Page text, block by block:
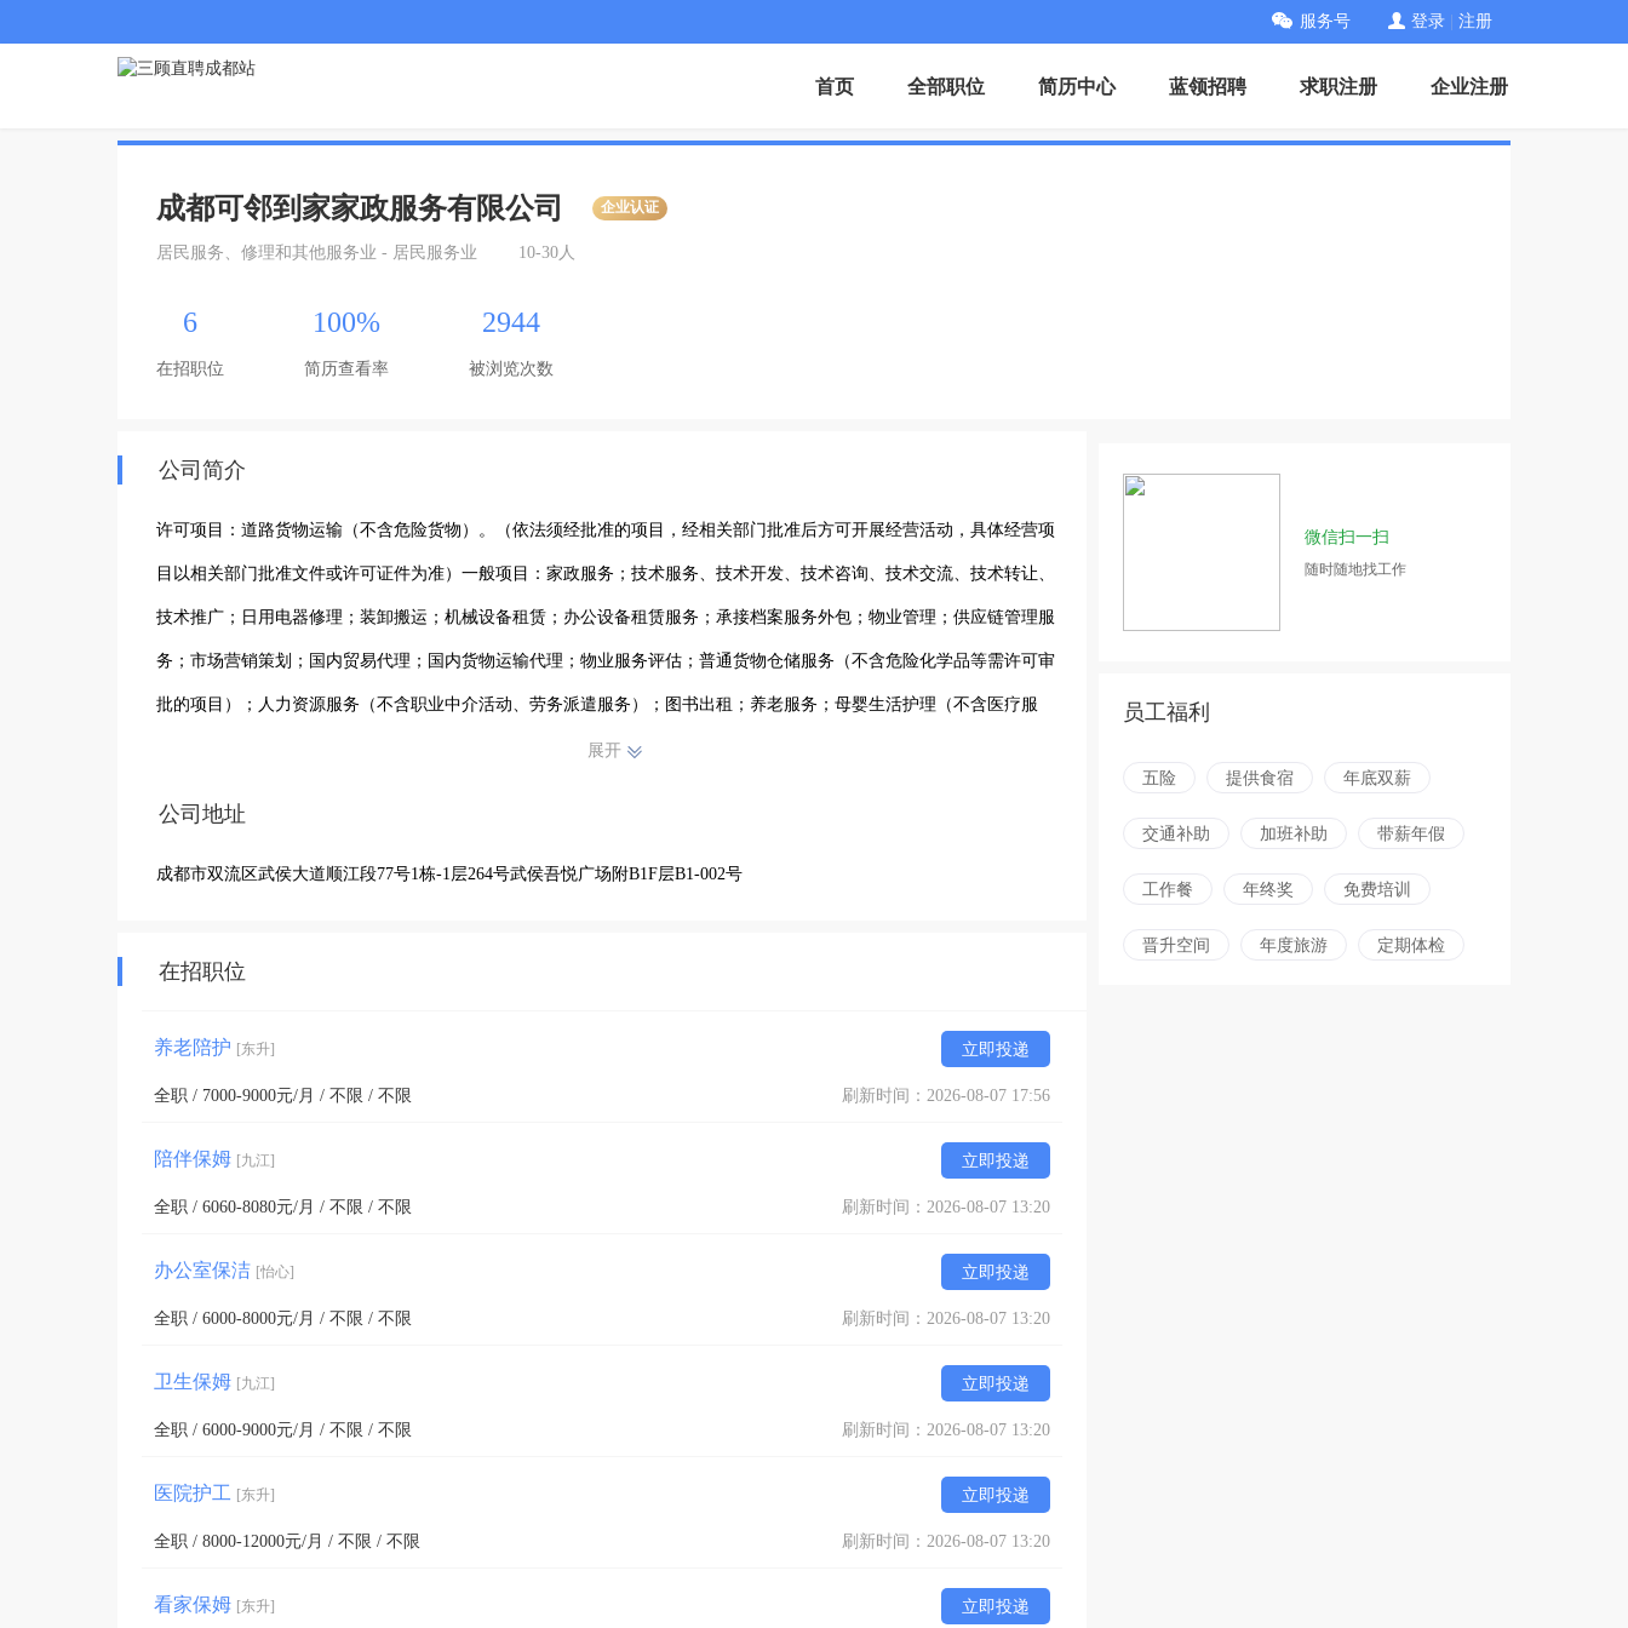
服务号 登录 注册
首页 全部职位 简历中心 蓝领招聘 求职注册 企业注册
成都可邻到家家政服务有限公司 企业认证
居民服务、修理和其他服务业 - 居民服务业 10-30人
6
在招职位
100%
简历查看率
2944
被浏览次数
公司简介
许可项目：道路货物运输（不含危险货物）。（依法须经批准的项目，经相关部门批准后方可开展经营活动，具体经营项
目以相关部门批准文件或许可证件为准）一般项目：家政服务；技术服务、技术开发、技术咨询、技术交流、技术转让、
技术推广；日用电器修理；装卸搬运；机械设备租赁；办公设备租赁服务；承接档案服务外包；物业管理；供应链管理服
务；市场营销策划；国内贸易代理；国内货物运输代理；物业服务评估；普通货物仓储服务（不含危险化学品等需许可审
批的项目）；人力资源服务（不含职业中介活动、劳务派遣服务）；图书出租；养老服务；母婴生活护理（不含医疗服
务）；信息系统集成服务；信息咨询服务（不含许可类信息咨询服务）；健康咨询服务（不含诊疗服务）；软件开发；软
动）
展开
公司地址
成都市双流区武侯大道顺江段77号1栋-1层264号武侯吾悦广场附B1F层B1-002号
在招职位
养老陪护 [东升] 立即投递
全职 / 7000-9000元/月 / 不限 / 不限 刷新时间：2026-08-07 17:56
陪伴保姆 [九江] 立即投递
全职 / 6060-8080元/月 / 不限 / 不限 刷新时间：2026-08-07 13:20
办公室保洁 [怡心] 立即投递
全职 / 6000-8000元/月 / 不限 / 不限 刷新时间：2026-08-07 13:20
卫生保姆 [九江] 立即投递
全职 / 6000-9000元/月 / 不限 / 不限 刷新时间：2026-08-07 13:20
医院护工 [东升] 立即投递
全职 / 8000-12000元/月 / 不限 / 不限 刷新时间：2026-08-07 13:20
看家保姆 [东升] 立即投递
微信扫一扫
随时随地找工作
员工福利
五险 提供食宿 年底双薪
交通补助 加班补助 带薪年假
工作餐 年终奖 免费培训
晋升空间 年度旅游 定期体检